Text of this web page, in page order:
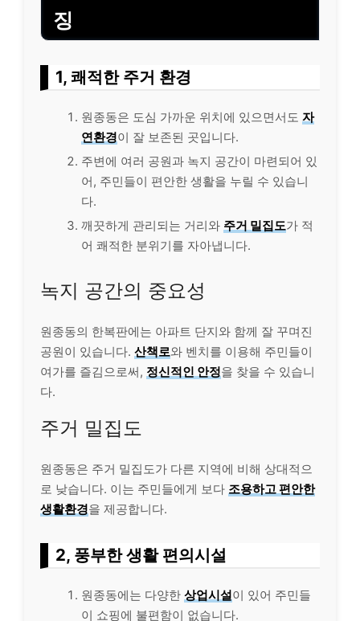
징
1, 쾌적한 주거 환경
원종동은 도심 가까운 위치에 있으면서도 자
연환경이 잘 보존된 곳입니다.
주변에 여러 공원과 녹지 공간이 마련되어 있
어, 주민들이 편안한 생활을 누릴 수 있습니
다.
깨끗하게 관리되는 거리와 주거 밀집도가 적
어 쾌적한 분위기를 자아냅니다.
녹지 공간의 중요성
원종동의 한복판에는 아파트 단지와 함께 잘 꾸며진
공원이 있습니다. 산책로와 벤치를 이용해 주민들이
여가를 즐김으로써, 정신적인 안정을 찾을 수 있습니
다.
주거 밀집도
원종동은 주거 밀집도가 다른 지역에 비해 상대적으
로 낮습니다. 이는 주민들에게 보다 조용하고 편안한
생활환경을 제공합니다.
2, 풍부한 생활 편의시설
원종동에는 다양한 상업시설이 있어 주민들
이 쇼핑에 불편함이 없습니다.